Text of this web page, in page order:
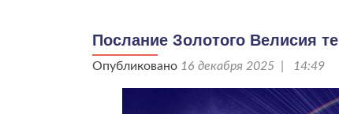
Послание Золотого Велисия
Опубликовано 16 декабря 2025 | 14:49